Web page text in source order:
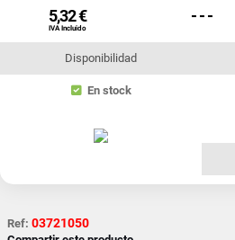
5,32 €
IVA Incluido
- - -
Disponibilidad
En stock
Ref: 03721050